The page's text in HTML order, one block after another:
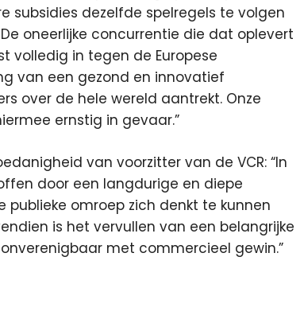
subsidies dezelfde spelregels te volgen
oneerlijke concurrentie die dat oplevert
volledig in tegen de Europese
van een gezond en innovatief
over de hele wereld aantrekt. Onze
ernstig in gevaar.”
van voorzitter van de VCR: “In
door een langdurige en diepe
omroep zich denkt te kunnen
is het vervullen van een belangrijke
met commercieel gewin.”